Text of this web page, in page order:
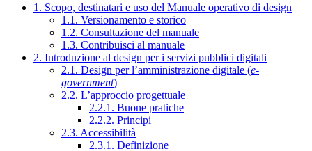
1. Scopo, destinatari e uso del Manuale operativo di design
1.1. Versionamento e storico
1.2. Consultazione del manuale
1.3. Contribuisci al manuale
2. Introduzione al design per i servizi pubblici digitali
2.1. Design per l’amministrazione digitale (e-
government)
2.2. L’approccio progettuale
2.2.1. Buone pratiche
2.2.2. Principi
2.3. Accessibilità
2.3.1. Definizione